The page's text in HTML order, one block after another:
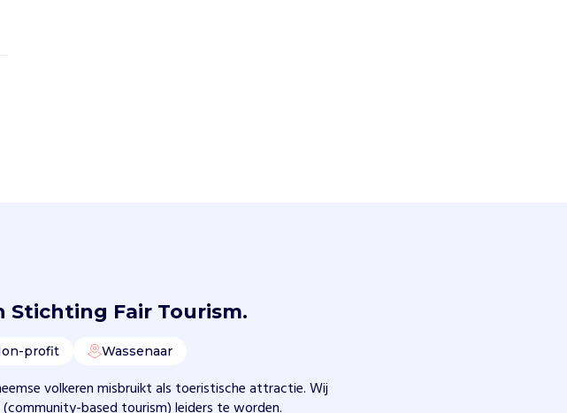
Stichting Fair Tourism.
profit Wassenaar
volkeren misbruikt als toeristische attractie. Wij